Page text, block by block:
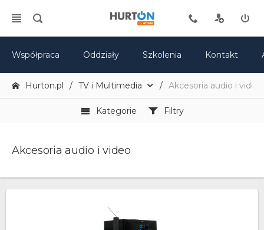
Współpraca Oddziały Szkolenia Kontakt
Hurton.pl TV i Multimedia Akcesoria audio i video
Kategorie Filtry
Akcesoria audio i video